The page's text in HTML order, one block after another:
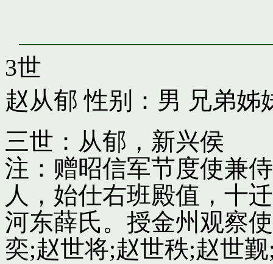
3世
赵从郁 性别：男 兄弟姊
三世：从郁，新兴侯
注：赠昭信军节度使兼
人，始仕右班殿值，十
河东薛氏。授金州观察
奕;赵世将;赵世秩;赵世